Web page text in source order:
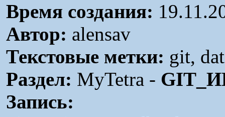
Время создания:
Автор: alensav
Текстовые метки: git,
Раздел: MyTetra -
Запись: